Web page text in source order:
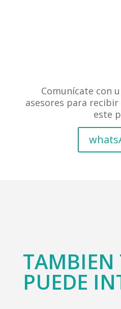
Comunícate con
asesores para
este
TAMBIEN
PUEDE